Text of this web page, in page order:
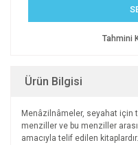
Tahmini
Ürün Bilgisi
Menâzilnâmeler, seyahat için
menziller ve bu menziller
amacıyla telif edilen